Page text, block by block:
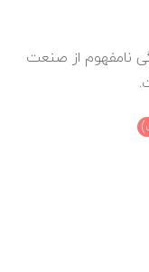
نامفهوم از صنعت